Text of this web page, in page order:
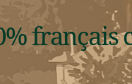
français